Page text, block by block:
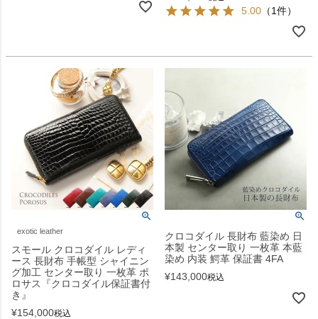
5.00 （1件）
exotic leather
スモール クロコダイル レディ
ース 長財布 手帳型 シャイニン
グ加工 センター取り 一枚革 ポ
ロサス『クロコダイル保証書付
き』
¥154,000税込
クロコダイル 長財布 藍染め 日
本製 センター取り 一枚革 本藍
染め 内装 鰐革 保証書 4FA
¥143,000税込